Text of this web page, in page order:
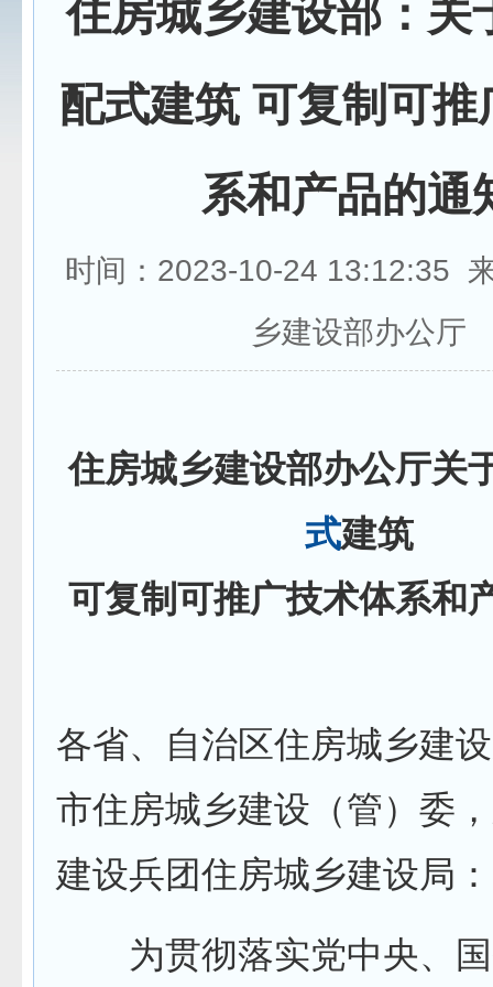
住房城乡建设部：关
配式建筑 可复制可推
系和产品的通
时间：2023-10-24 13:12:35
乡建设部办公厅
住房城乡建设部办公厅关
式建筑
可复制可推广技术体系和
各省、自治区住房城乡建
市住房城乡建设（管）委
建设兵团住房城乡建设局：
为贯彻落实党中央、国